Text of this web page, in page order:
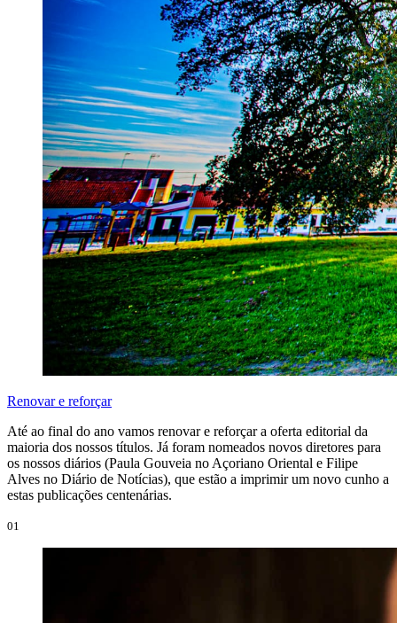
Renovar e reforçar
Até ao final do ano vamos renovar e reforçar a oferta editorial da
maioria dos nossos títulos. Já foram nomeados novos diretores para
os nossos diários (Paula Gouveia no Açoriano Oriental e Filipe
Alves no Diário de Notícias), que estão a imprimir um novo cunho a
estas publicações centenárias.
01